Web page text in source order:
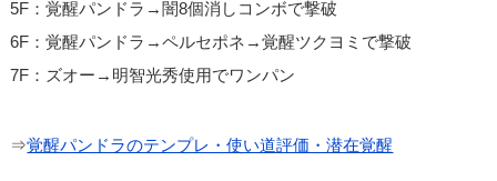
5F：覚醒パンドラ→闇8個消しコンボで撃破
6F：覚醒パンドラ→ペルセポネ→覚醒ツクヨミで撃破
7F：ズオー→明智光秀使用でワンパン
⇒覚醒パンドラのテンプレ・使い道評価・潜在覚醒